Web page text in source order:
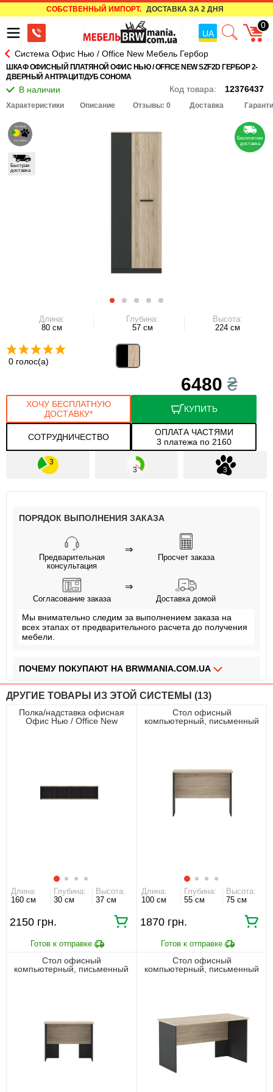
СОБСТВЕННЫЙ ИМПОРТ. ДОСТАВКА ЗА 2 ДНЯ
UA
0
Система Офис Нью / Office New Мебель Гербор
ШКАФ ОФИСНЫЙ ПЛАТЯНОЙ ОФИС НЬЮ / OFFICE NEW SZF2D ГЕРБОР 2-
ДВЕРНЫЙ АНТРАЦИТ/ДУБ СОНОМА
Код товара: 12376437
Характеристики Описание Отзывы: 0 Доставка
Длина:
80 см
Глубина:
57 см
Высота:
224 см
0 голос(а)
6480₴
КУПИТЬ
СОТРУДНИЧЕСТВО
ХОЧУ БЕСПЛАТНУЮ
ДОСТАВКУ*
ОПЛАТА ЧАСТЯМИ
3 платежа по 2160
ПОРЯДОК ВЫПОЛНЕНИЯ ЗАКАЗА
Предварительная
консультация
⇒
Просчет заказа
Согласование заказа
⇒
Доставка домой
Мы внимательно следим за выполнением заказа на
всех этапах от предварительного расчета до получения
мебели.
ПОЧЕМУ ПОКУПАЮТ НА BRWMANIA.COM.UA
ДОСТАВКА ЗА 2 ДНЯ
ПЛАТИ АВАНС, А ОСТАЛЬНОЕ ПРИ ПОЛУЧЕНИИ
ДРУГИЕ ТОВАРЫ ИЗ ЭТОЙ СИСТЕМЫ (13)
Полка/надставка офисная
Офис Нью / Office New
Длина:
160 см
Глубина:
30 см
Высота:
37 см
2150 грн.
Стол офисный
компьютерный, письменный
Длина:
100 см
Глубина:
55 см
Высота:
75 см
1870 грн.
Стол офисный
компьютерный, письменный
Стол офисный
компьютерный, письменный